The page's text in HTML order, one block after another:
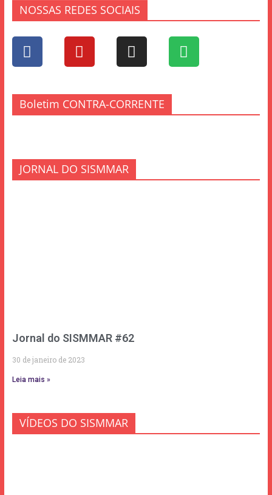
NOSSAS REDES SOCIAIS
Boletim CONTRA-CORRENTE
JORNAL DO SISMMAR
Jornal do SISMMAR #62
30 de janeiro de 2023
Leia mais »
VÍDEOS DO SISMMAR